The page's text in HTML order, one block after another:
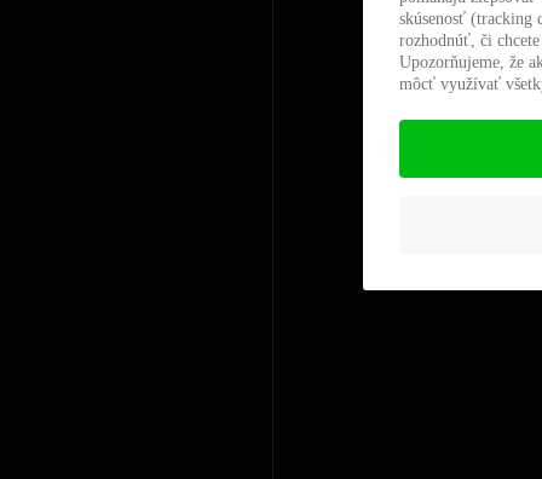
skúsenosť (tracking
rozhodnúť, či
Upozorňujeme, že
môcť využívať